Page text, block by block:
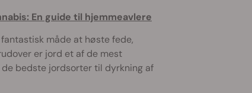
En guide til hjemmeavlere
måde at høste fede,
er jord et af de mest
bedste jordsorter til dyrkning af